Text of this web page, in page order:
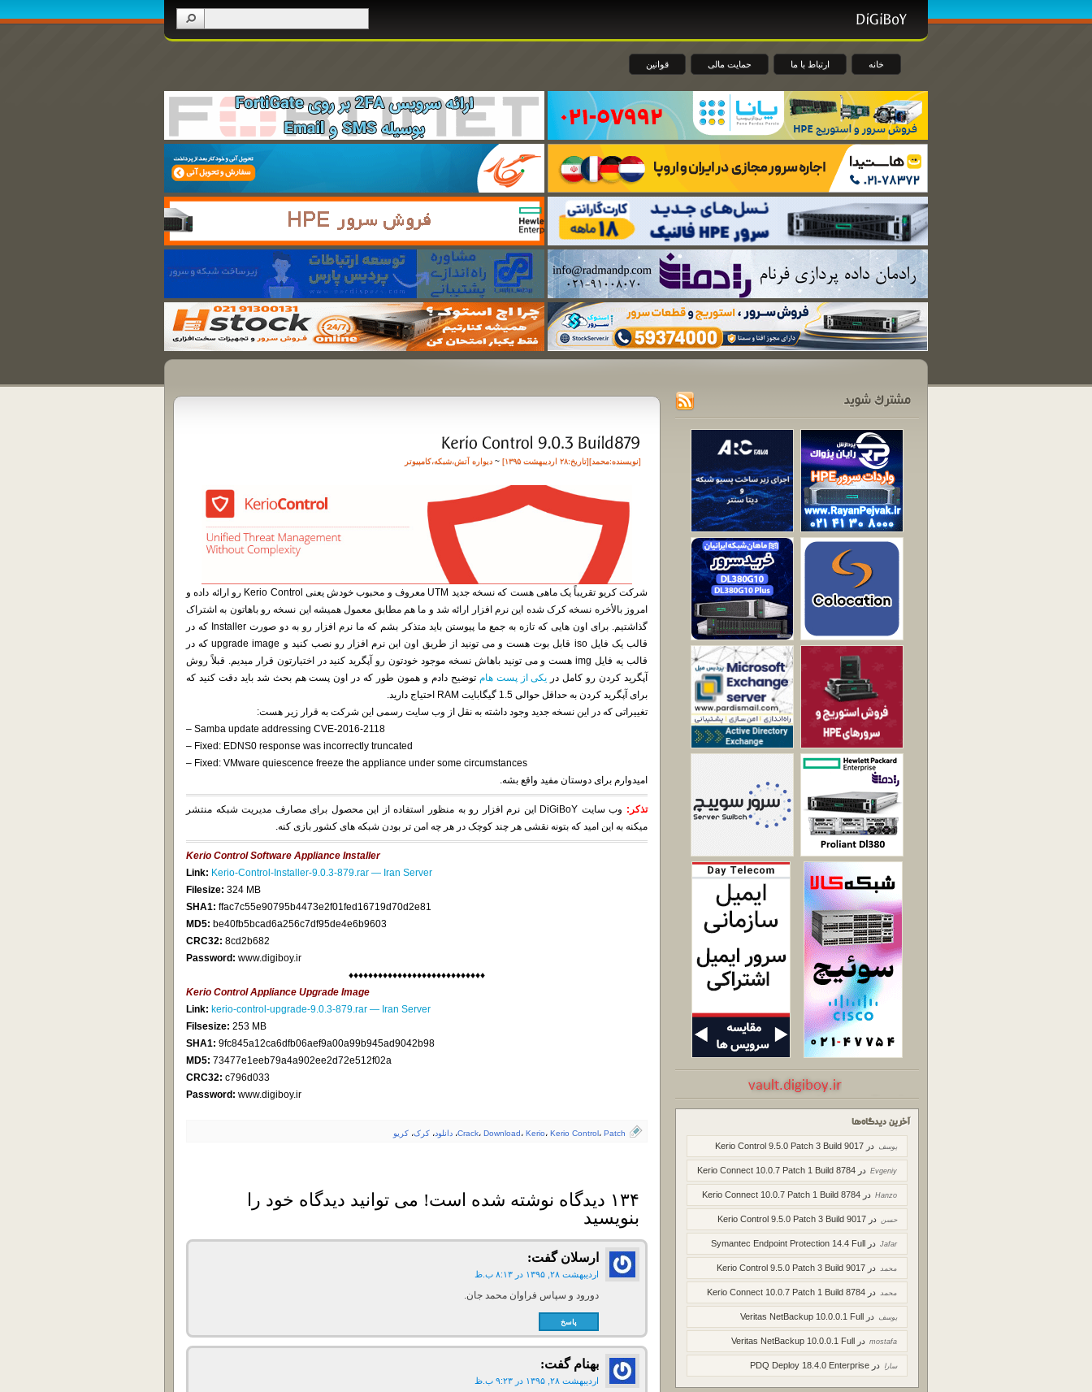
خانه ارتباط با ما حمایت مالی قوانین
آخرین دیدگاه‌ها
یوسف در Kerio Control 9.5.0 Patch 3 Build 9017
Evgeniy در Kerio Connect 10.0.7 Patch 1 Build 8784
Hanzo در Kerio Connect 10.0.7 Patch 1 Build 8784
حسن در Kerio Control 9.5.0 Patch 3 Build 9017
Jafar در Symantec Endpoint Protection 14.4 Full
محمد در Kerio Control 9.5.0 Patch 3 Build 9017
محمد در Kerio Connect 10.0.7 Patch 1 Build 8784
یوسف در Veritas NetBackup 10.0.0.1 Full
mostafa در Veritas NetBackup 10.0.0.1 Full
سارا در PDQ Deploy 18.4.0 Enterprise
[نویسنده:محمد][تاريخ:۲۸ اردیبهشت ۱۳۹۵] ~ دیواره آتش،شبکه،کامپیوتر
شرکت کریو تقریباً یک ماهی هست که نسخه جدید UTM معروف و محبوب خودش یعنی Kerio Control رو ارائه داده و
امروز بالأخره نسخه کرک شده این نرم افزار ارائه شد و ما هم مطابق معمول همیشه این نسخه رو باهاتون به اشتراک
گذاشتیم. برای اون هایی که تازه به جمع ما پیوستن باید متذکر بشم که ما نرم افزار رو به دو صورت Installer که در
قالب یک فایل iso قابل بوت هست و می تونید از طریق اون این نرم افزار رو نصب کنید و upgrade image که در
قالب یه فایل img هست و می تونید باهاش نسخه موجود خودتون رو آپگرید کنید در اختیارتون قرار میدیم. قبلاً روش
آپگرید کردن رو کامل در یکی از پست هام توضیح دادم و همون طور که در اون پست هم بحث شد باید دقت کنید که
برای آپگرید کردن به حداقل حوالی 1.5 گیگابایت RAM احتیاج دارید.
تغییراتی که در این نسخه جدید وجود داشته به نقل از وب سایت رسمی این شرکت به قرار زیر هست:
– Samba update addressing CVE-2016-2118
– Fixed: EDNS0 response was incorrectly truncated
– Fixed: VMware quiescence freeze the appliance under some circumstances
امیدوارم برای دوستان مفید واقع بشه.
تذکر:
وب سایت DiGiBoY این نرم افزار رو به منظور استفاده از این محصول برای مصارف مدیریت شبکه منتشر
میکنه به این امید که بتونه نقشی هر چند کوچک در هر چه امن تر بودن شبکه های کشور بازی کنه.
Kerio Control Software Appliance Installer
Link: Kerio-Control-Installer-9.0.3-879.rar — Iran Server
Filesize: 324 MB
SHA1: ffac7c55e90795b4473e2f01fed16719d70d2e81
MD5: be40fb5bcad6a256c7df95de4e6b9603
CRC32: 8cd2b682
Password: www.digiboy.ir
♦♦♦♦♦♦♦♦♦♦♦♦♦♦♦♦♦♦♦♦♦♦♦♦♦♦♦♦
Kerio Control Appliance Upgrade Image
Link: kerio-control-upgrade-9.0.3-879.rar — Iran Server
Filsesize: 253 MB
SHA1: 9fc845a12ca6dfb06aef9a00a99b945ad9042b98
MD5: 73477e1eeb79a4a902ee2d72e512f02a
CRC32: c796d033
Password: www.digiboy.ir
Crack، Download، Kerio، Kerio Control، Patch ، دانلود، کرک، کریو
۱۳۴ دیدگاه نوشته شده است! می توانید دیدگاه خود را
بنویسید
ارسلان گفت:
اردیبهشت ۲۸, ۱۳۹۵ در ۸:۱۳ ب.ظ
دورود و سپاس فراوان محمد جان.
پاسخ
بهنام گفت:
اردیبهشت ۲۸, ۱۳۹۵ در ۹:۲۳ ب.ظ